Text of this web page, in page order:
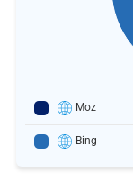
Moz
Bing